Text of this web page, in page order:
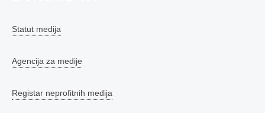
Statut medija
Agencija za medije
Registar neprofitnih medija